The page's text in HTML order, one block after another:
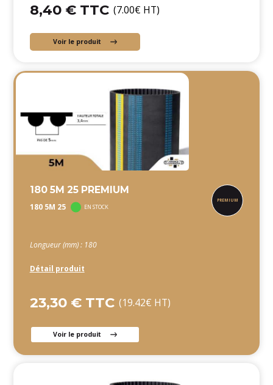
8,40 € TTC (7.00€ HT)
Voir le produit
180 5M 25 PREMIUM
180 5M 25 EN STOCK
Longueur (mm) : 180
Détail produit
23,30 € TTC (19.42€ HT)
Voir le produit